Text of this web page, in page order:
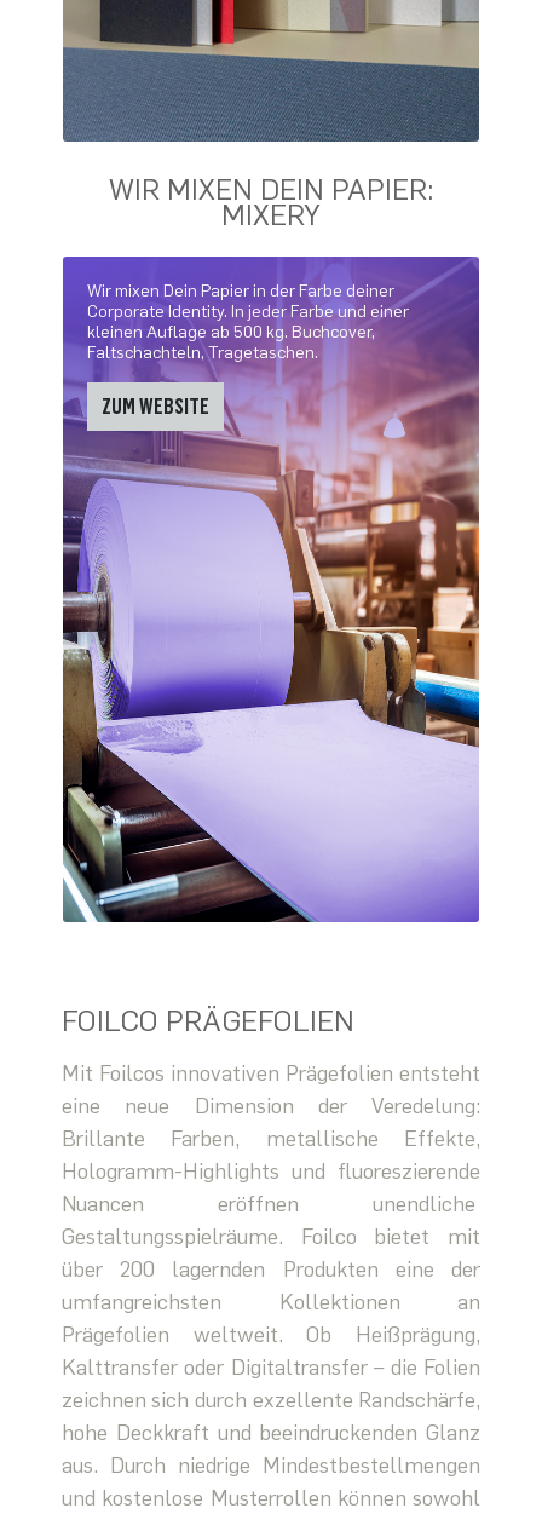
WIR MIXEN DEIN PAPIER:
MIXERY
Wir mixen Dein Papier in der Farbe deiner
Corporate Identity. In jeder Farbe und einer
kleinen Auflage ab 500 kg. Buchcover,
Faltschachteln, Tragetaschen.
ZUM WEBSITE
FOILCO PRÄGEFOLIEN
Mit Foilcos innovativen Prägefolien entsteht
eine neue Dimension der Veredelung:
Brillante Farben, metallische Effekte,
Hologramm-Highlights und fluoreszierende
Nuancen eröffnen unendliche
Gestaltungsspielräume. Foilco bietet mit
über 200 lagernden Produkten eine der
umfangreichsten Kollektionen an
Prägefolien weltweit. Ob Heißprägung,
Kalttransfer oder Digitaltransfer – die Folien
zeichnen sich durch exzellente Randschärfe,
hohe Deckkraft und beeindruckenden Glanz
aus. Durch niedrige Mindestbestellmengen
und kostenlose Musterrollen können sowohl